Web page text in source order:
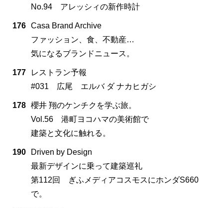
No.94 アレッシィの新作時計
176 Casa Brand Archive
ファッション、食、不動産…
気になるブランドニュース。
177
レストラン予報
#031 広尾 エルバ ダ ナカヒガシ
178 櫻井 翔のケンチクを学ぶ旅。
Vol.56 港町ヨコハマの美術館で
建築と文化に触れる。
190
Driven by Design
最新デザインに乗って建築巡礼
第112回 ぎふメディアコスモスにホンダS660
で。